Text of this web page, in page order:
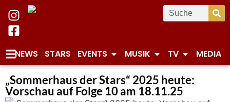
NEWS STARS EVENTS MUSIK TV MEDIA
„Sommerhaus der Stars“ 2025 heute:
Vorschau auf Folge 10 am 18.11.25